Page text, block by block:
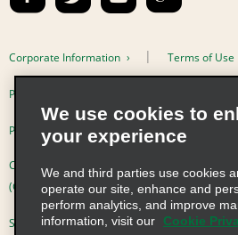
FAQs
Corporate Information Terms of Use
Privacy Policy
Privacy Choices
Complaints procedure under the Supply
(Germany)
Supply Chain Due Diligence Act (LkSG) Policy
We use cookies to
your experience
We and third parties use cookies
operate our site, enhance and
perform analytics, and improve
information, visit our
Cookie